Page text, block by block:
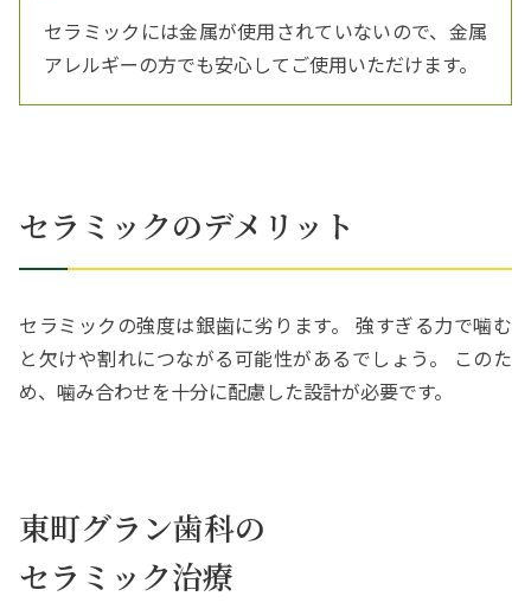
セラミックには金属が使用されていないので、金属
アレルギーの方でも安心してご使用いただけます。
セラミックのデメリット
セラミックの強度は銀歯に劣ります。 強すぎる力で噛む
と欠けや割れにつながる可能性があるでしょう。 このた
め、噛み合わせを十分に配慮した設計が必要です。
東町グラン歯科の
セラミック治療